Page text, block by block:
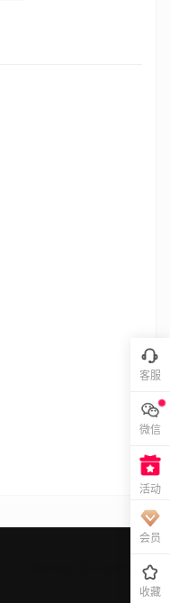
[!---page.sta
客服
微信
活动
会员
收藏